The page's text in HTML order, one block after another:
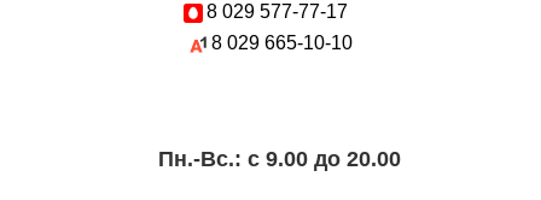
8 029 577-77-17
8 029 665-10-10
Пн.-Вc.: с 9.00 до 20.00